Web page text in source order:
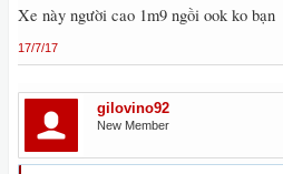
Xe này người cao 1m9 ngồi ook ko bạn
17/7/17
gilovino92
New Member